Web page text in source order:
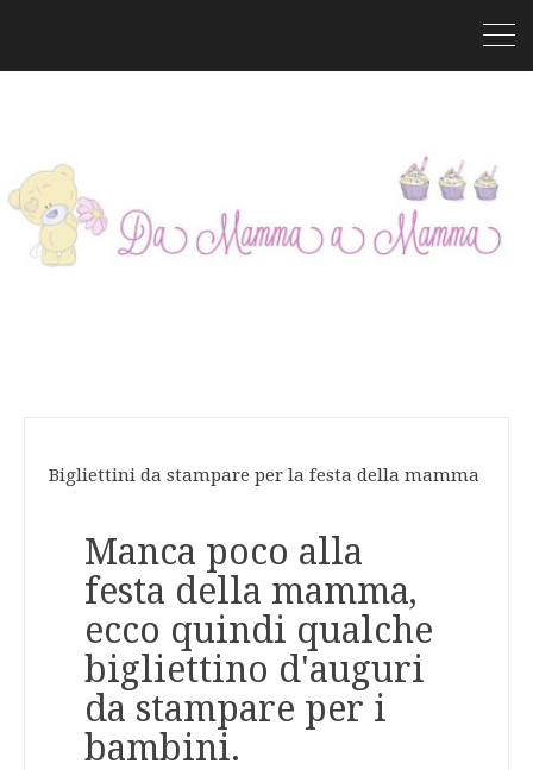
Bigliettini da stampare per la festa della mamma
Manca poco alla
festa della mamma,
ecco quindi qualche
bigliettino d'auguri
da stampare per i
bambini.